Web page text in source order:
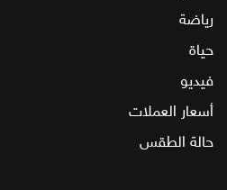
رياضة
حياة
فيديو
أسعار العملات
حالة الطقس